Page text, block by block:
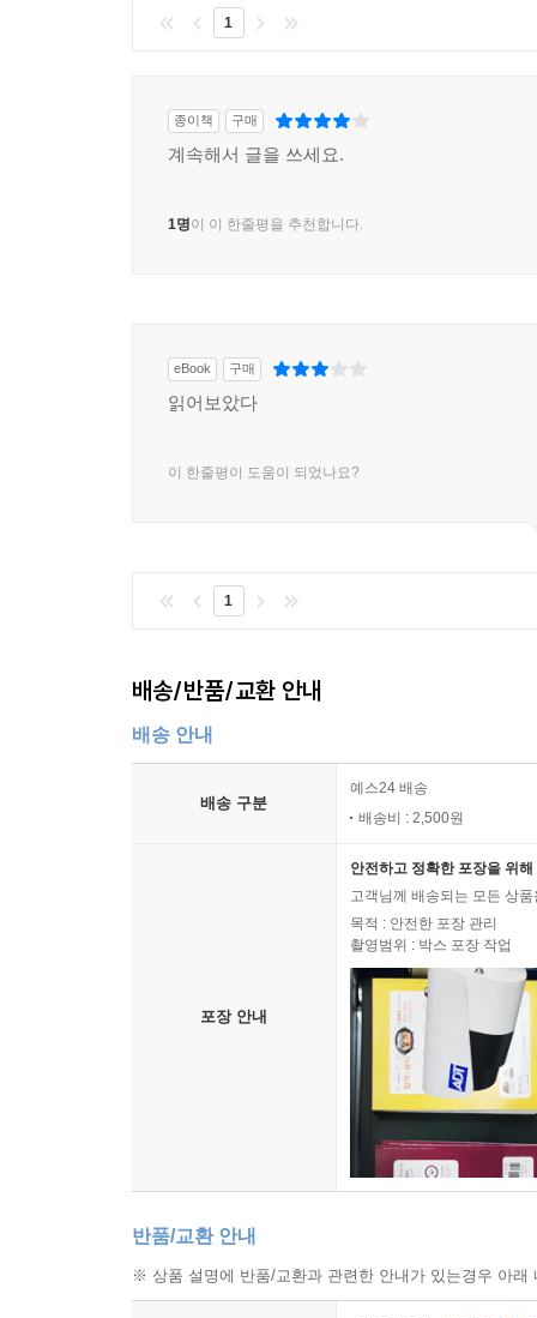
1
종이책 구매
계속해서 글을 쓰세요.
1명이 이 한줄평을 추천합니다.
eBook 구매
읽어보았다
이 한줄평이 도움이 되었나요?
1
배송/반품/교환 안내
배송 안내
배송 구분
예스24 배송
배송비 : 2,500원
포장 안내
안전하고 정확한 포장을 위
고객님께 배송되는 모든 상
목적 : 안전한 포장 관리
촬영범위 : 박스 포장 작업
반품/교환 안내
※ 상품 설명에 반품/교환과 관련한 안내가 있는경우 아